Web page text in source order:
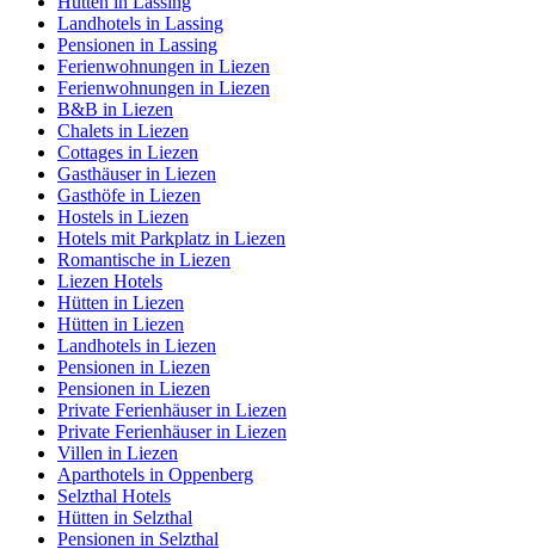
Landhotels in Lassing
Pensionen in Lassing
Ferienwohnungen in Liezen
Ferienwohnungen in Liezen
B&B in Liezen
Chalets in Liezen
Cottages in Liezen
Gasthäuser in Liezen
Gasthöfe in Liezen
Hostels in Liezen
Hotels mit Parkplatz in Liezen
Romantische in Liezen
Liezen Hotels
Hütten in Liezen
Hütten in Liezen
Landhotels in Liezen
Pensionen in Liezen
Pensionen in Liezen
Private Ferienhäuser in Liezen
Private Ferienhäuser in Liezen
Villen in Liezen
Aparthotels in Oppenberg
Selzthal Hotels
Hütten in Selzthal
Pensionen in Selzthal